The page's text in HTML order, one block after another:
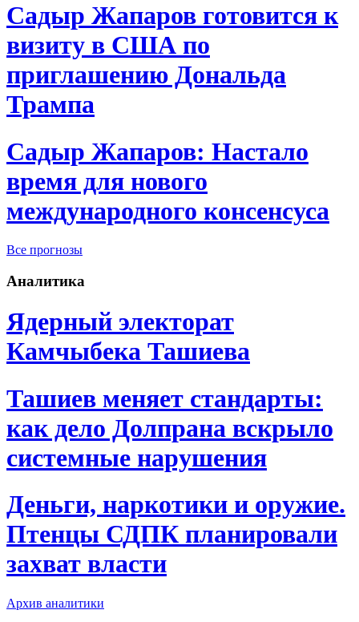
Садыр Жапаров готовится к
визиту в США по
приглашению Дональда
Трампа
Садыр Жапаров: Настало
время для нового
международного консенсуса
Все прогнозы
Аналитика
Ядерный электорат
Камчыбека Ташиева
Ташиев меняет стандарты:
как дело Долпрана вскрыло
системные нарушения
Деньги, наркотики и оружие.
Птенцы СДПК планировали
захват власти
Архив аналитики